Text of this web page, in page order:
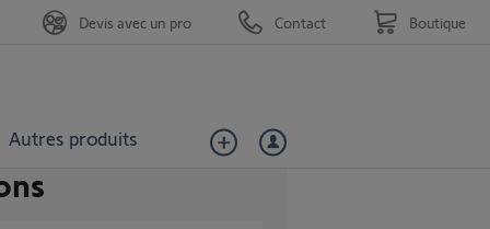
Autres produits
Devis avec un pro Contact Boutique